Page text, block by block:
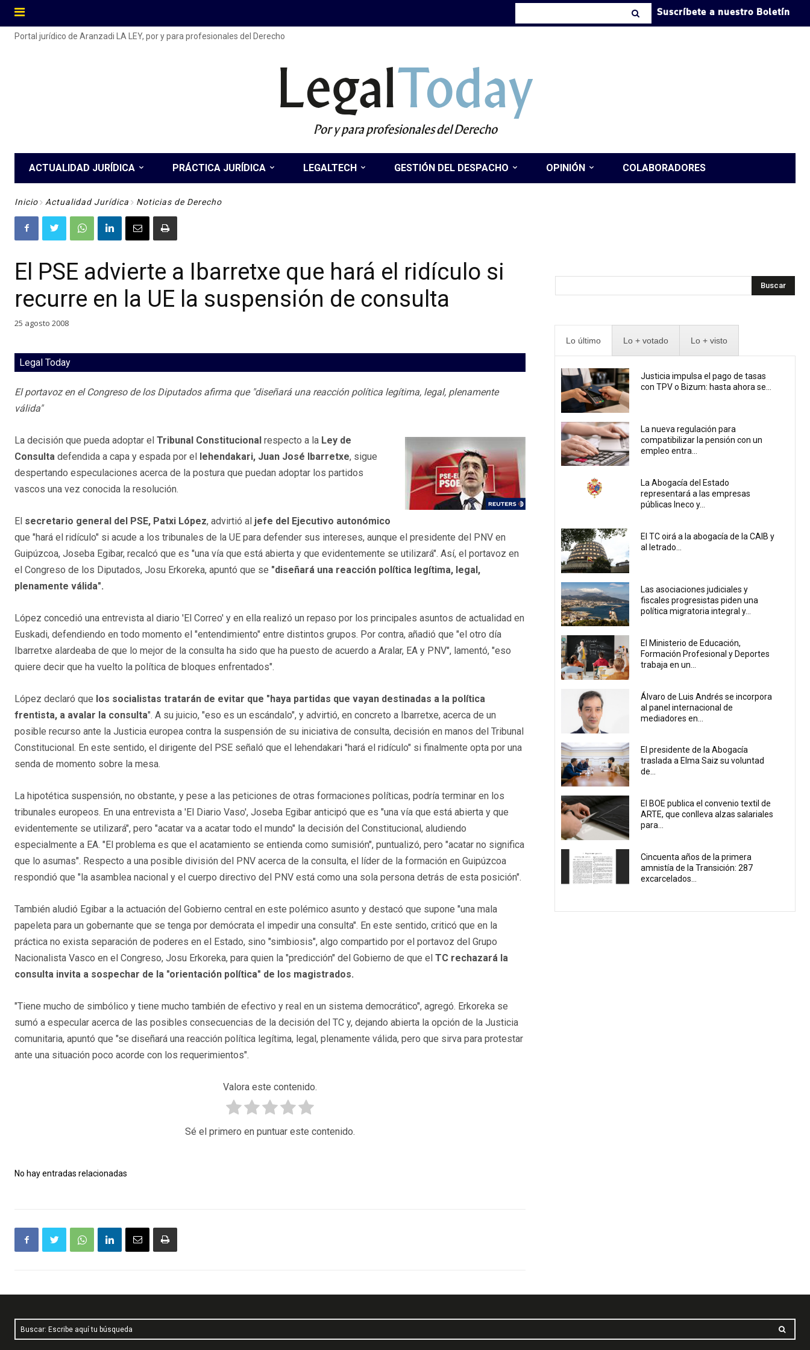
Suscríbete a nuestro Boletín
Portal jurídico de Aranzadi LA LEY, por y para profesionales del Derecho
LegalToday
Por y para profesionales del Derecho
ACTUALIDAD JURÍDICA PRÁCTICA JURÍDICA LEGALTECH GESTIÓN DEL DESPACHO OPINIÓN COLABORADORES
Inicio Actualidad Jurídica Noticias de Derecho
El PSE advierte a Ibarretxe que hará el ridículo si
recurre en la UE la suspensión de consulta
25 agosto 2008
Legal Today
El portavoz en el Congreso de los Diputados afirma que "diseñará una reacción política legítima, legal, plenamente
válida"
La decisión que pueda adoptar el Tribunal Constitucional respecto a la Ley de
Consulta defendida a capa y espada por el lehendakari, Juan José Ibarretxe, sigue
despertando especulaciones acerca de la postura que puedan adoptar los partidos
vascos una vez conocida la resolución.
El secretario general del PSE, Patxi López, advirtió al jefe del Ejecutivo autonómico
que "hará el ridículo" si acude a los tribunales de la UE para defender sus intereses, aunque el presidente del PNV en
Guipúzcoa, Joseba Egibar, recalcó que es "una vía que está abierta y que evidentemente se utilizará". Así, el portavoz en
el Congreso de los Diputados, Josu Erkoreka, apuntó que se "diseñará una reacción política legítima, legal,
plenamente válida".
López concedió una entrevista al diario 'El Correo' y en ella realizó un repaso por los principales asuntos de actualidad en
Euskadi, defendiendo en todo momento el "entendimiento" entre distintos grupos. Por contra, añadió que "el otro día
Ibarretxe alardeaba de que lo mejor de la consulta ha sido que ha puesto de acuerdo a Aralar, EA y PNV", lamentó, "eso
quiere decir que ha vuelto la política de bloques enfrentados".
López declaró que los socialistas tratarán de evitar que "haya partidas que vayan destinadas a la política
frentista, a avalar la consulta". A su juicio, "eso es un escándalo", y advirtió, en concreto a Ibarretxe, acerca de un
posible recurso ante la Justicia europea contra la suspensión de su iniciativa de consulta, decisión en manos del Tribunal
Constitucional. En este sentido, el dirigente del PSE señaló que el lehendakari "hará el ridículo" si finalmente opta por una
senda de momento sobre la mesa.
La hipotética suspensión, no obstante, y pese a las peticiones de otras formaciones políticas, podría terminar en los
tribunales europeos. En una entrevista a 'El Diario Vaso', Joseba Egibar anticipó que es "una vía que está abierta y que
evidentemente se utilizará", pero "acatar va a acatar todo el mundo" la decisión del Constitucional, aludiendo
especialmente a EA. "El problema es que el acatamiento se entienda como sumisión", puntualizó, pero "acatar no significa
que lo asumas". Respecto a una posible división del PNV acerca de la consulta, el líder de la formación en Guipúzcoa
respondió que "la asamblea nacional y el cuerpo directivo del PNV está como una sola persona detrás de esta posición".
También aludió Egibar a la actuación del Gobierno central en este polémico asunto y destacó que supone "una mala
papeleta para un gobernante que se tenga por demócrata el impedir una consulta". En este sentido, criticó que en la
práctica no exista separación de poderes en el Estado, sino "simbiosis", algo compartido por el portavoz del Grupo
Nacionalista Vasco en el Congreso, Josu Erkoreka, para quien la "predicción" del Gobierno de que el TC rechazará la
consulta invita a sospechar de la "orientación política" de los magistrados.
"Tiene mucho de simbólico y tiene mucho también de efectivo y real en un sistema democrático", agregó. Erkoreka se
sumó a especular acerca de las posibles consecuencias de la decisión del TC y, dejando abierta la opción de la Justicia
comunitaria, apuntó que "se diseñará una reacción política legítima, legal, plenamente válida, pero que sirva para protestar
ante una situación poco acorde con los requerimientos".
Valora este contenido.
Sé el primero en puntuar este contenido.
No hay entradas relacionadas
Buscar
Lo último Lo + votado Lo + visto
Justicia impulsa el pago de tasas
con TPV o Bizum: hasta ahora se...
La nueva regulación para
compatibilizar la pensión con un
empleo entra...
La Abogacía del Estado
representará a las empresas
públicas Ineco y...
El TC oirá a la abogacía de la CAIB y
al letrado...
Las asociaciones judiciales y
fiscales progresistas piden una
política migratoria integral y...
El Ministerio de Educación,
Formación Profesional y Deportes
trabaja en un...
Álvaro de Luis Andrés se incorpora
al panel internacional de
mediadores en...
El presidente de la Abogacía
traslada a Elma Saiz su voluntad
de...
El BOE publica el convenio textil de
ARTE, que conlleva alzas salariales
para...
Cincuenta años de la primera
amnistía de la Transición: 287
excarcelados...
Buscar: Escribe aquí tu búsqueda